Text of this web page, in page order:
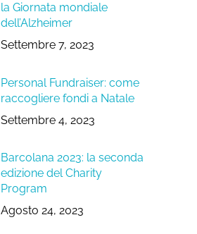
la Giornata mondiale
dell’Alzheimer
Settembre 7, 2023
Personal Fundraiser: come
raccogliere fondi a Natale
Settembre 4, 2023
Barcolana 2023: la seconda
edizione del Charity
Program
Agosto 24, 2023